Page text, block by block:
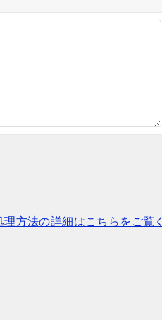
方法の詳細はこちらをご覧く